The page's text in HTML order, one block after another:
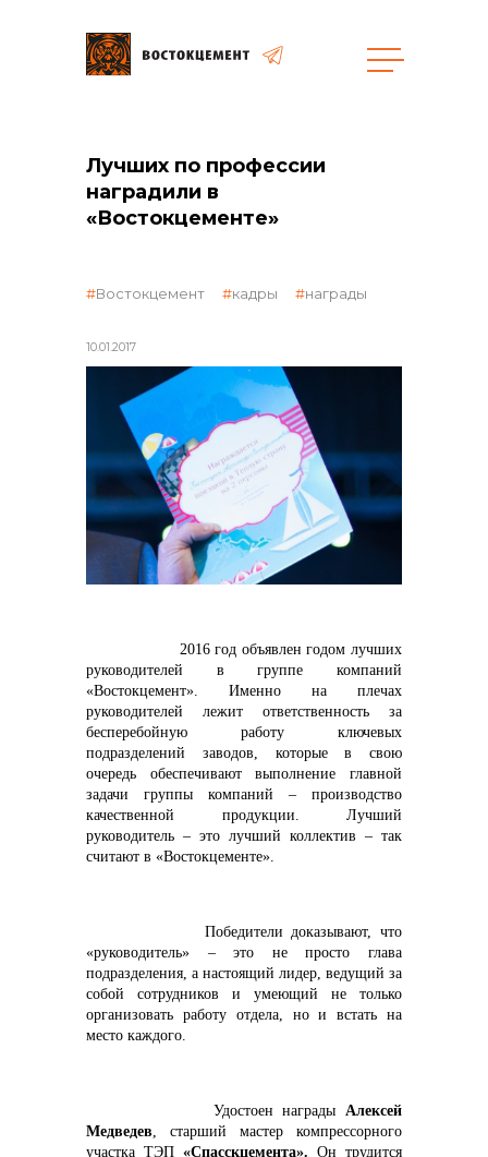
объявленные закупки
реализация неликвидов
Лучших по профессии
наградили в
«Востокцементе»
10.01.2017
Востокцемент кадры награды
2016 год объявлен годом лучших
руководителей в группе компаний
«Востокцемент». Именно на плечах
руководителей лежит ответственность за
бесперебойную работу ключевых
подразделений заводов, которые в свою
очередь обеспечивают выполнение главной
задачи группы компаний – производство
качественной продукции. Лучший
руководитель – это лучший коллектив – так
считают в «Востокцементе».
Победители доказывают, что
«руководитель» – это не просто глава
подразделения, а настоящий лидер, ведущий за
собой сотрудников и умеющий не только
организовать работу отдела, но и встать на
место каждого.
Удостоен наградыАлексей
Медведев, старший мастер компрессорного
участка ТЭП «Спасскцемента». Он трудится